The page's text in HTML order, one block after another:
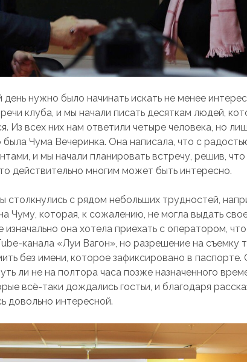
нужно было начинать искать не менее
клуба, и мы начали писать десяткам людей,
Из всех них нам ответили четыре человека, но
была Чума Вечеринка. Она написала, что с
и мы начали планировать встречу, решив, что
действительно многим может быть интересно.
столкнулись с рядом небольших трудностей,
Чуму, которая, к сожалению, не могла выдать
она хотела приехать с оператором,
канала «Луи Вагон», но разрешение на съемку
без имени, которое зафиксировано в паспорте.
ли не на полтора часа позже назначенного
всё-таки дождались гостьи, и благодаря
довольно интересной.